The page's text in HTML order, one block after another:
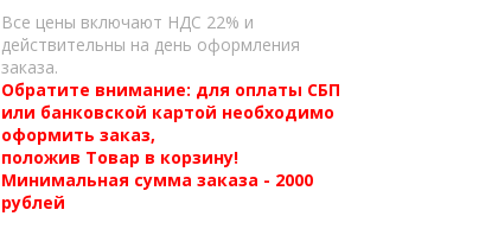
Все цены включают НДС 22% и
действительны на день оформления
заказа.
Обратите внимание: для оплаты СБП
или банковской картой необходимо
оформить заказ,
положив Товар в корзину!
Минимальная сумма заказа - 2000
рублей